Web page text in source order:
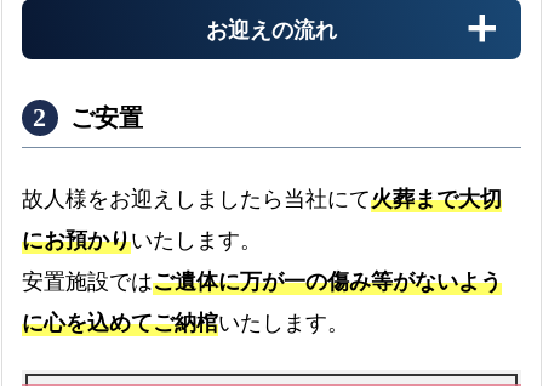
町
域
中
央
区
相
談
お迎えの流れ
病院
expand_more病院からのお迎え
ご安置
故人様をお迎えしましたら当社にて火葬まで大切
にお預かりいたします。
安置施設ではご遺体に万が一の傷み等がないよう
に心を込めてご納棺いたします。